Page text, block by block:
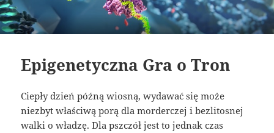
Epigenetyczna Gra o Tron
Ciepły dzień późną wiosną, wydawać się może
niezbyt właściwą porą dla morderczej i bezlitosnej
walki o władzę. Dla pszczół jest to jednak czas